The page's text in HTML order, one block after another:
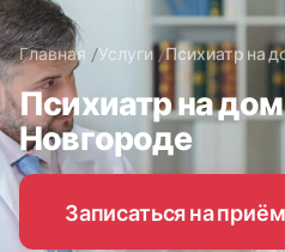
Главная Услуги Психиатр на
Психиатр на
Новгороде
Записаться на приём